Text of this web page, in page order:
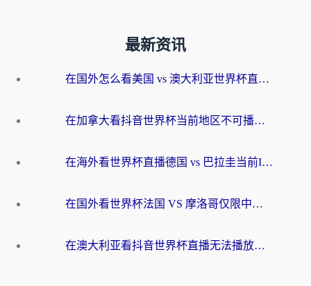
最新资讯
在国外怎么看美国 vs 澳大利亚世界杯直播？海外党必藏的中文解说观赛指南
在加拿大看抖音世界杯当前地区不可播放？海外党体育观赛终极指南
在海外看世界杯直播德国 vs 巴拉圭当前IP受限制？这篇指南帮你轻松解决地区限制
在国外看世界杯法国 VS 摩洛哥仅限中国大陆？别让地域限制拦下你的欢呼
在澳大利亚看抖音世界杯直播无法播放？海外党体育观赛终极指南来了！